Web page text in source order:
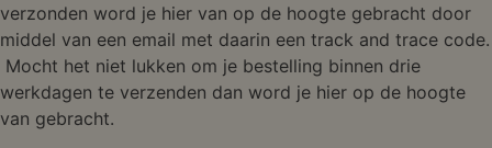
verzonden word je hier van op de hoogte gebracht door
middel van een email met daarin een track and trace code.
Mocht het niet lukken om je bestelling binnen drie
werkdagen te verzenden dan word je hier op de hoogte
van gebracht.